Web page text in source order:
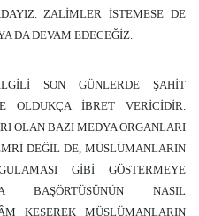
ZALİMLER İSTEMESE DE
DA DEVAM EDECEĞİZ.
SON GÜNLERDE ŞAHİT
OLDUKÇA İBRET VERİCİDİR.
OLAN BAZI MEDYA ORGANLARI
DEĞİL DE, MÜSLÜMANLARIN
GİBİ GÖSTERMEYE
BAŞÖRTÜSÜNÜN NASIL
KESEREK MÜSLÜMANLARIN